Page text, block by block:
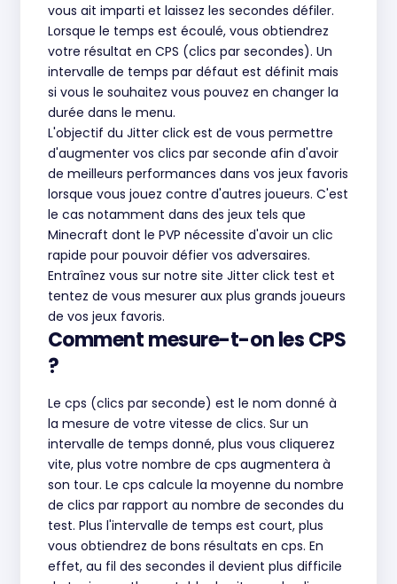
vous ait imparti et laissez les secondes défiler.
Lorsque le temps est écoulé, vous obtiendrez
votre résultat en CPS (clics par secondes). Un
intervalle de temps par défaut est définit mais
si vous le souhaitez vous pouvez en changer la
durée dans le menu.
L'objectif du Jitter click est de vous permettre
d'augmenter vos clics par seconde afin d'avoir
de meilleurs performances dans vos jeux favoris
lorsque vous jouez contre d'autres joueurs. C'est
le cas notamment dans des jeux tels que
Minecraft dont le PVP nécessite d'avoir un clic
rapide pour pouvoir défier vos adversaires.
Entraînez vous sur notre site Jitter click test et
tentez de vous mesurer aux plus grands joueurs
de vos jeux favoris.
Comment mesure-t-on les CPS
?
Le cps (clics par seconde) est le nom donné à
la mesure de votre vitesse de clics. Sur un
intervalle de temps donné, plus vous cliquerez
vite, plus votre nombre de cps augmentera à
son tour. Le cps calcule la moyenne du nombre
de clics par rapport au nombre de secondes du
test. Plus l'intervalle de temps est court, plus
vous obtiendrez de bons résultats en cps. En
effet, au fil des secondes il devient plus difficile